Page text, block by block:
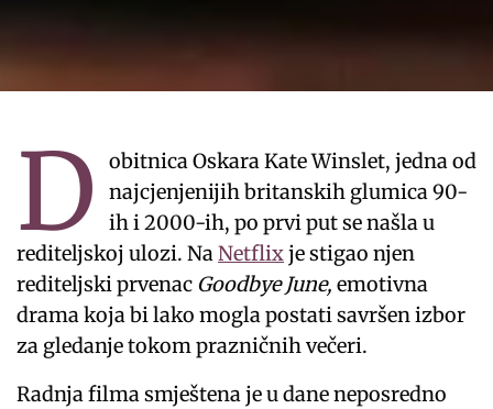
D
obitnica Oskara Kate Winslet, jedna od
najcjenjenijih britanskih glumica 90-
ih i 2000-ih, po prvi put se našla u
rediteljskoj ulozi. NaNetflixje stigao njen
rediteljski prvenac Goodbye June, emotivna
drama koja bi lako mogla postati savršen izbor
za gledanje tokom prazničnih večeri.
Radnja filma smještena je u dane neposredno